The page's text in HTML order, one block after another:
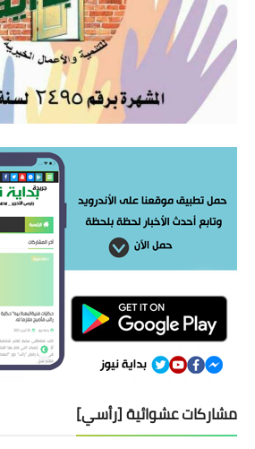
مشاركات عشوائية [رأسي]